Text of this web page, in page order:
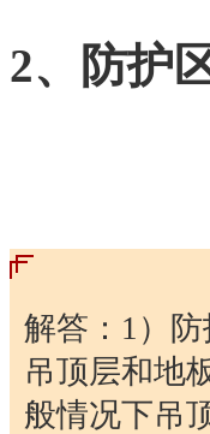
2、防护
解答：1）
吊顶层和地
般情况下吊